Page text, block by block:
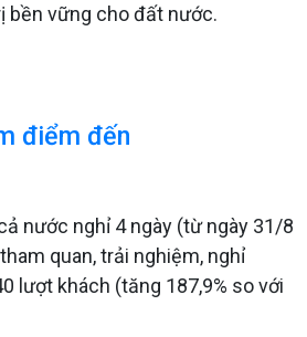
bền vững cho đất nước.
điểm đến
nước nghỉ 4 ngày (từ ngày 31/8
quan, trải nghiệm, nghỉ
lượt khách (tăng 187,9% so với